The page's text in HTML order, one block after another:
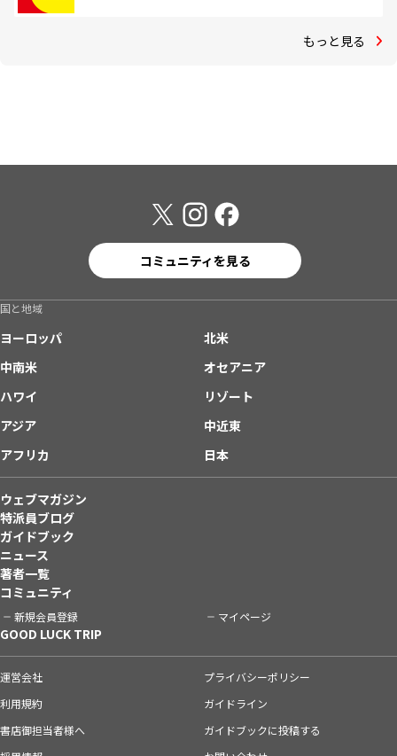
もっと見る
コミュニティを見る
国と地域
ヨーロッパ
北米
中南米
オセアニア
ハワイ
リゾート
アジア
中近東
アフリカ
日本
ウェブマガジン
特派員ブログ
ガイドブック
ニュース
著者一覧
コミュニティ
新規会員登録 マイページ
GOOD LUCK TRIP
運営会社
プライバシーポリシー
利用規約
ガイドライン
書店御担当者様へ
ガイドブックに投稿する